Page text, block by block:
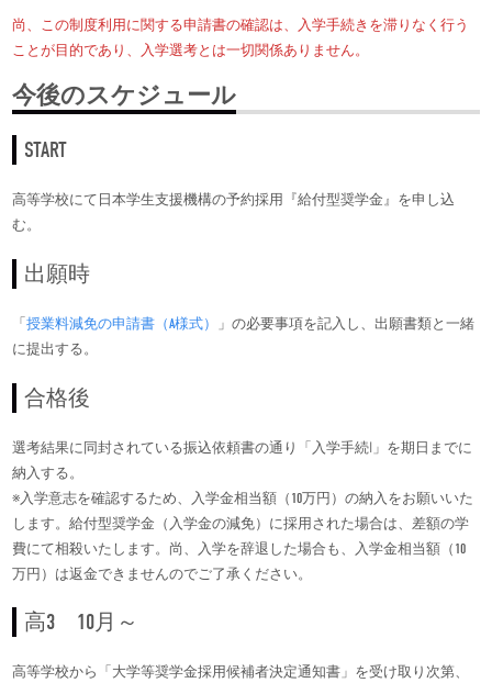
尚、この制度利用に関する申請書の確認は、入学手続きを滞りなく行う
ことが目的であり、入学選考とは一切関係ありません。
今後のスケジュール
START
高等学校にて日本学生支援機構の予約採用『給付型奨学金』を申し込
む。
出願時
「授業料減免の申請書（A様式）
」の必要事項を記入し、出願書類と一緒
に提出する。
合格後
選考結果に同封されている振込依頼書の通り「入学手続Ⅰ」を期日までに
納入する。
※入学意志を確認するため、入学金相当額（10万円）の納入をお願いいた
します。給付型奨学金（入学金の減免）に採用された場合は、差額の学
費にて相殺いたします。尚、入学を辞退した場合も、入学金相当額（10
万円）は返金できませんのでご了承ください。
高3 10月～
高等学校から「大学等奨学金採用候補者決定通知書」を受け取り次第、